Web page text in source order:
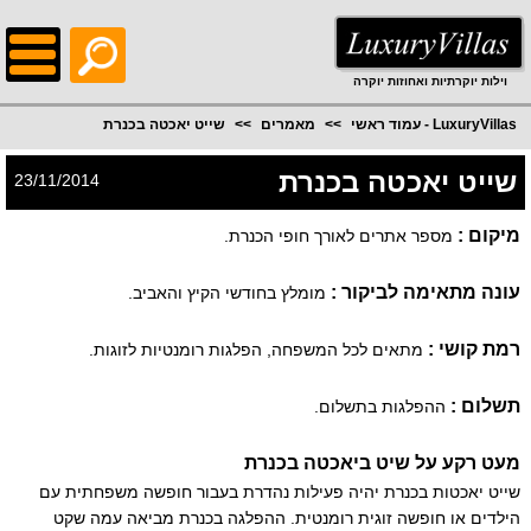
וילות יוקרתיות ואחוזות יוקרה
LuxuryVillas - עמוד ראשי מאמרים שייט יאכטה בכנרת
שייט יאכטה בכנרת 23/11/2014
מיקום : מספר אתרים לאורך חופי הכנרת.
עונה מתאימה לביקור : מומלץ בחודשי הקיץ והאביב.
רמת קושי : מתאים לכל המשפחה, הפלגות רומנטיות לזוגות.
תשלום : ההפלגות בתשלום.
מעט רקע על שיט ביאכטה בכנרת
שייט יאכטות בכנרת יהיה פעילות נהדרת בעבור חופשה משפחתית עם
הילדים או חופשה זוגית רומנטית. ההפלגה בכנרת מביאה עמה שקט